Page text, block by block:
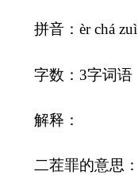
拼音：èr chá zuì
字数：3字词语
解释：
二茬罪的意思：